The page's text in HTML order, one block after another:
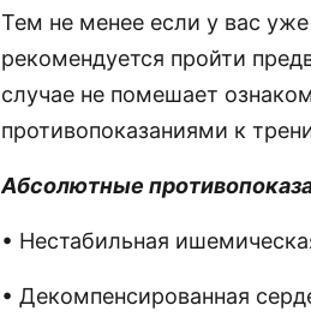
Тем не менее если у вас
рекомендуется пройти
случае не помешает
противопоказаниями к
Абсолютные
• Нестабильная
• Декомпенсированная